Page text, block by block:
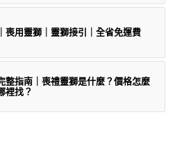
喪用靈獅｜靈獅接引｜全省免運費
整指南｜喪禮靈獅是什麼？價格怎麼
裡找？